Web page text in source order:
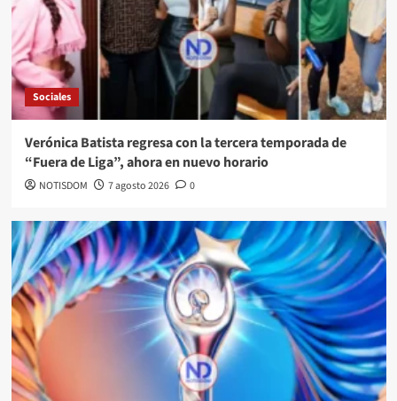
Sociales
Verónica Batista regresa con la tercera temporada de
“Fuera de Liga”, ahora en nuevo horario
NOTISDOM 7 agosto 2026 0